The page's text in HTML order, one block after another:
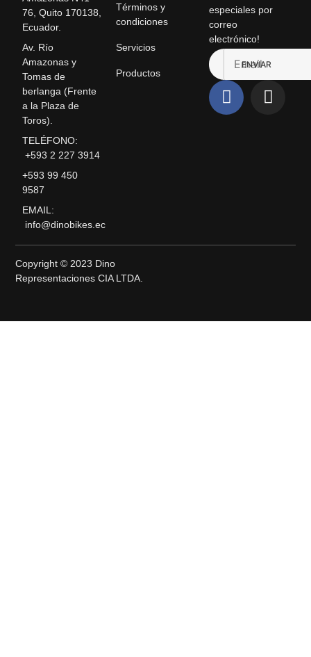
76, Quito 170138,
Ecuador.
Av. Río
Amazonas y
Tomas de
berlanga (Frente
a la Plaza de
Toros).
TELÉFONO:
+593 2 227 3914
+593 99 450
9587
EMAIL:
info@dinobikes.ec
Términos y
condiciones
Servicios
Productos
especiales por
correo
electrónico!
ENVIAR
Copyright © 2023 Dino
Representaciones CIA LTDA.